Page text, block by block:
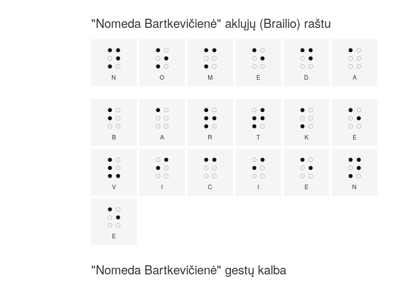
"Nomeda Bartkevičienė" aklųjų (Brailio) raštu
N O M E D A
B A R T K E
V I C I E N
E
"Nomeda Bartkevičienė" gestų kalba